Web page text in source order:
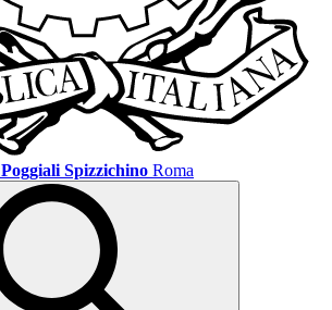
Poggiali Spizzichino Roma